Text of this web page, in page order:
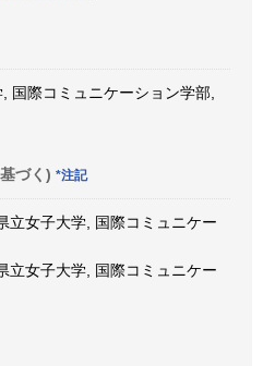
国際コミュニケーション学部,
づく) *注記
立女子大学, 国際コミュニケー
立女子大学, 国際コミュニケー